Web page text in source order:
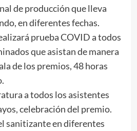
de producción que lleva
en diferentes fechas.
prueba COVID a todos
que asistan de manera
de los premios, 48 horas
a todos los asistentes
celebración del premio.
sanitizante en diferentes